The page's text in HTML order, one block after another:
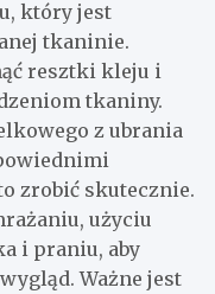
który jest
tkaninie.
resztki kleju i
tkaniny.
z ubrania
zrobić skutecznie.
użyciu
i praniu, aby
Ważne jest